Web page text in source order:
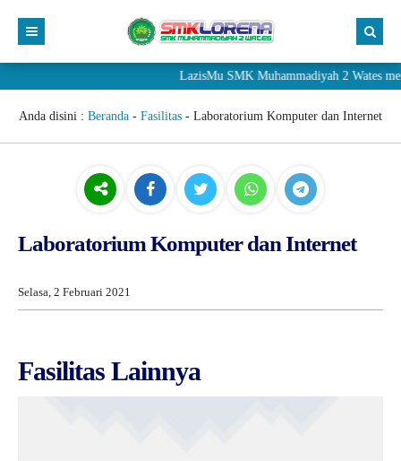
LazisMu SMK Muhammadiyah 2 Wates
Anda disini : Beranda - Fasilitas - Laboratorium Komputer dan Internet
Laboratorium Komputer dan Internet
Selasa, 2 Februari 2021
Fasilitas Lainnya